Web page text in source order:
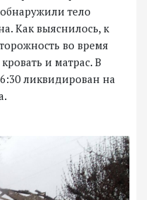
тело
Как выяснилось, к
во время
и матрас. В
ликвидирован на